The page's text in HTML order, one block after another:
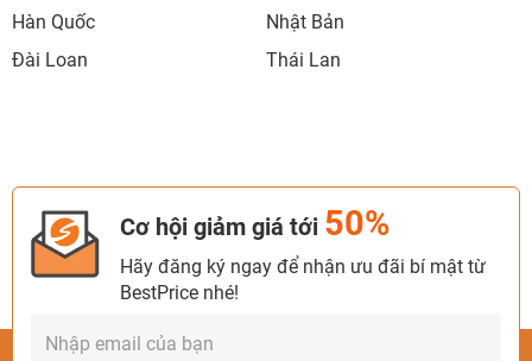
Hàn Quốc
Nhật Bản
Đài Loan
Thái Lan
Cơ hội giảm giá tới 50%
Hãy đăng ký ngay để nhận ưu đãi bí mật từ
BestPrice nhé!